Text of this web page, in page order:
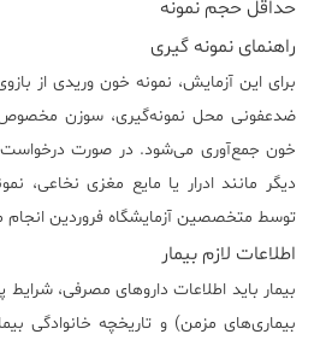
حداقل حجم نمونه
راهنمای نمونه گیری
برای این آزمایش، نمونه خون وریدی از
ضدعفونی محل نمونه‌گیری، سوزن مخصوص
خون جمع‌آوری می‌شود. در صورت درخواست
دیگر مانند ادرار یا مایع مغزی نخاعی،
توسط متخصصین آزمایشگاه فروردین
اطلاعات لازم بیمار
بیمار باید اطلاعات داروهای مصرفی،
بیماری‌های مزمن) و تاریخچه خانوادگی